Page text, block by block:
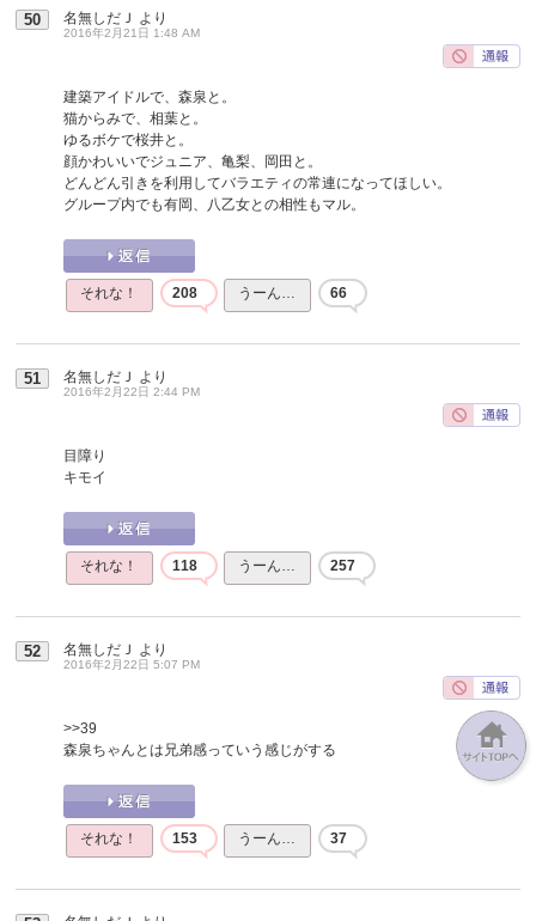
50 名無しだＪ より
2016年2月21日 1:48 AM
建築アイドルで、森泉と。
猫からみで、相葉と。
ゆるボケで桜井と。
顔かわいいでジュニア、亀梨、岡田と。
どんどん引きを利用してバラエティの常連になってほしい。
グループ内でも有岡、八乙女との相性もマル。
それな！ 208 うーん… 66
51 名無しだＪ より
2016年2月22日 2:44 PM
目障り
キモイ
それな！ 118 うーん… 257
52 名無しだＪ より
2016年2月22日 5:07 PM
>>39
森泉ちゃんとは兄弟感っていう感じがする
それな！ 153 うーん… 37